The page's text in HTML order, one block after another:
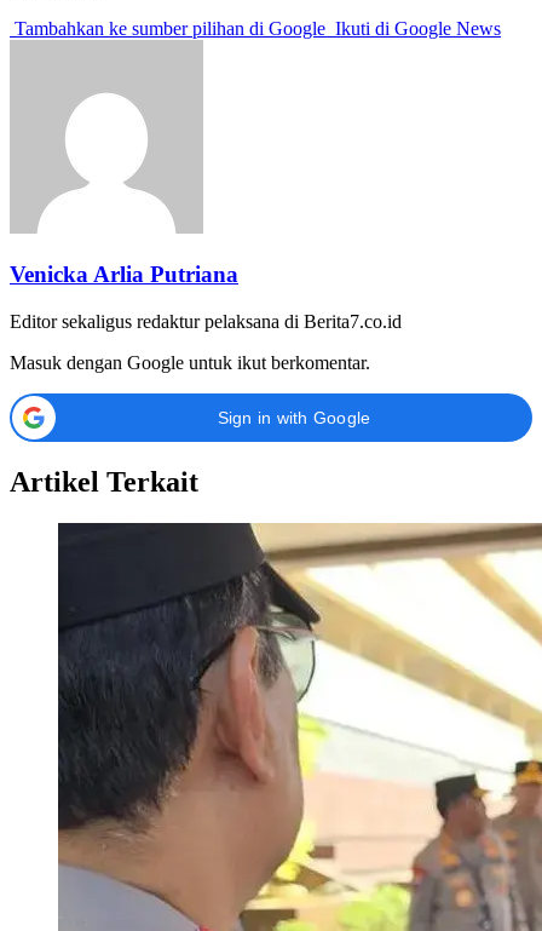
Tambahkan ke sumber pilihan di Google Ikuti di Google News
Venicka Arlia Putriana
Editor sekaligus redaktur pelaksana di Berita7.co.id
Masuk dengan Google untuk ikut berkomentar.
Sign in with Google
Artikel Terkait